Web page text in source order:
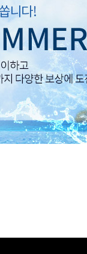
패스 오브 엑자일
미디어 게시판
클랜 라운지
모집 게시판